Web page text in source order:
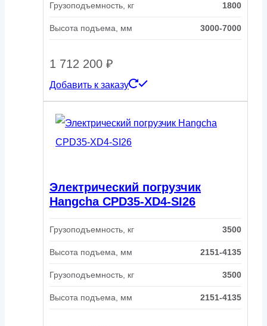
Грузоподъемность, кг 1800
Высота подъема, мм 3000-7000
1 712 200 ₽
Добавить к заказу
Электрический погрузчик
Hangcha CPD35-XD4-SI26
Грузоподъемность, кг 3500
Высота подъема, мм 2151-4135
Грузоподъемность, кг 3500
Высота подъема, мм 2151-4135